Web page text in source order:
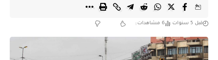
قبل 5 سنوات 6 مشاهدات